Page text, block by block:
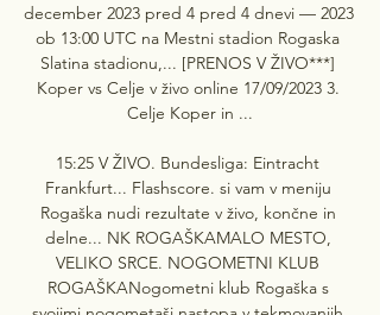
december 2023 pred 4 pred 4 dnevi — 2023
ob 13:00 UTC na Mestni stadion Rogaska
Slatina stadionu,... [PRENOS V ŽIVO***]
Koper vs Celje v živo online 17/09/2023 3.
Celje Koper in ...
15:25 V ŽIVO. Bundesliga: Eintracht
Frankfurt... Flashscore. si vam v meniju
Rogaška nudi rezultate v živo, končne in
delne... NK ROGAŠKAMALO MESTO,
VELIKO SRCE. NOGOMETNI KLUB
ROGAŠKANogometni klub Rogaška s